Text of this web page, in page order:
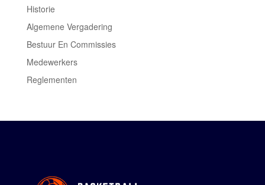
Historie
Algemene Vergadering
Bestuur En Commissies
Medewerkers
Reglementen